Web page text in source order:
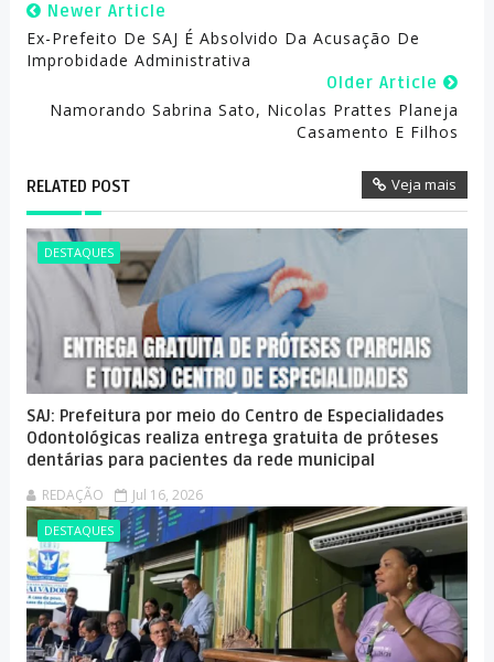
Newer Article
Ex-Prefeito De SAJ É Absolvido Da Acusação De
Improbidade Administrativa
Older Article
Namorando Sabrina Sato, Nicolas Prattes Planeja
Casamento E Filhos
RELATED POST Veja mais
DESTAQUES
SAJ: Prefeitura por meio do Centro de Especialidades
Odontológicas realiza entrega gratuita de próteses
dentárias para pacientes da rede municipal
REDAÇÃO Jul 16, 2026
DESTAQUES